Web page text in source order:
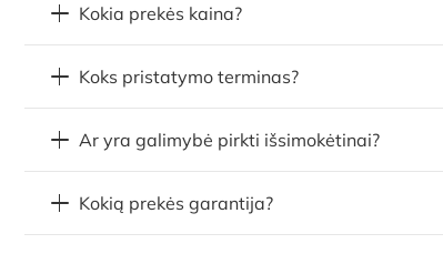
Kokia prekės kaina?
Koks pristatymo terminas?
Ar yra galimybė pirkti išsimokėtinai?
Kokią prekės garantija?